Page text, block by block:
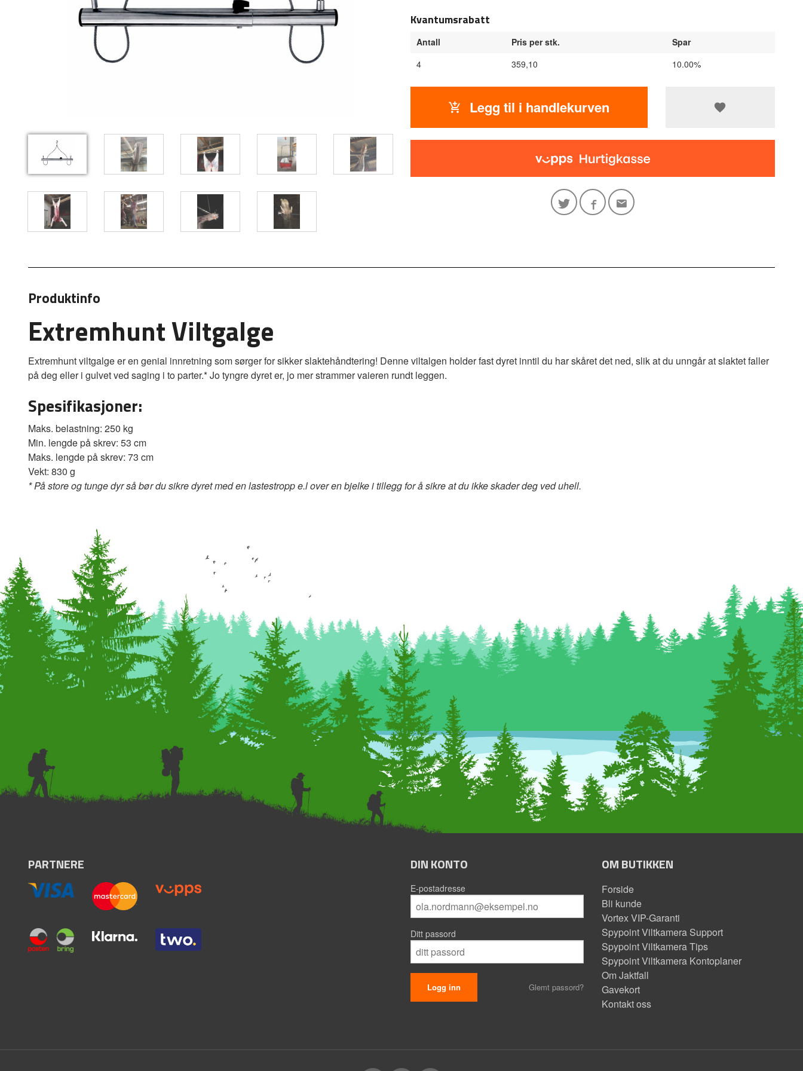
Kvantumsrabatt
Antall Pris per stk.
Spar
4
359,10 10.00%
Legg til i handlekurven
Produktinfo
Extremhunt Viltgalge
Extremhunt viltgalge er en genial innretning som sørger for sikker slaktehåndtering! Denne viltalgen holder fast dyret inntil du har skåret det ned, slik at du unngår at slaktet faller
på deg eller i gulvet ved saging i to parter.* Jo tyngre dyret er, jo mer strammer vaieren rundt leggen.
Spesifikasjoner:
Maks. belastning: 250 kg
Min. lengde på skrev: 53 cm
Maks. lengde på skrev: 73 cm
Vekt: 830 g
* På store og tunge dyr så bør du sikre dyret med en lastestropp e.l over en bjelke i tillegg for å sikre at du ikke skader deg ved uhell.
PARTNERE DIN KONTO
E-postadresse
Ditt passord
Glemt passord?
OM BUTIKKEN
Forside
Bli kunde
Vortex VIP-Garanti
Spypoint Viltkamera Support
Spypoint Viltkamera Tips
Spypoint Viltkamera Kontoplaner
Om Jaktfall
Gavekort
Kontakt oss